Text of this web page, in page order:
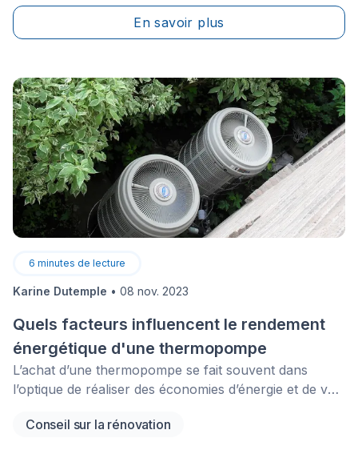
jour, mais sachez que l’évier que vous choisissez pour
votre salle de bain doit être sélectionné en fonction de
En savoir plus
6 minutes de lecture
Karine Dutemple • 08 nov. 2023
Quels facteurs influencent le rendement
énergétique d'une thermopompe
L’achat d’une thermopompe se fait souvent dans
l’optique de réaliser des économies d’énergie et de voir
climatisation diminuer.
Conseil sur la rénovation